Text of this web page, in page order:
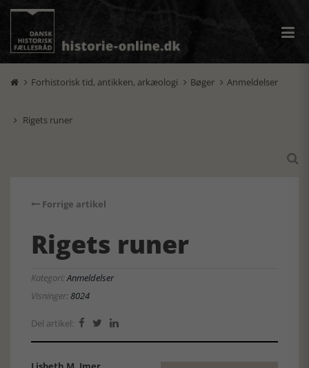
 Forhistorisk tid, antikken, arkæologi  Bøger  Anmeldelser
 Rigets runer

Forrige artikel
Rigets runer
Kategori:Anmeldelser
Visninger:8024
Del artikel:   